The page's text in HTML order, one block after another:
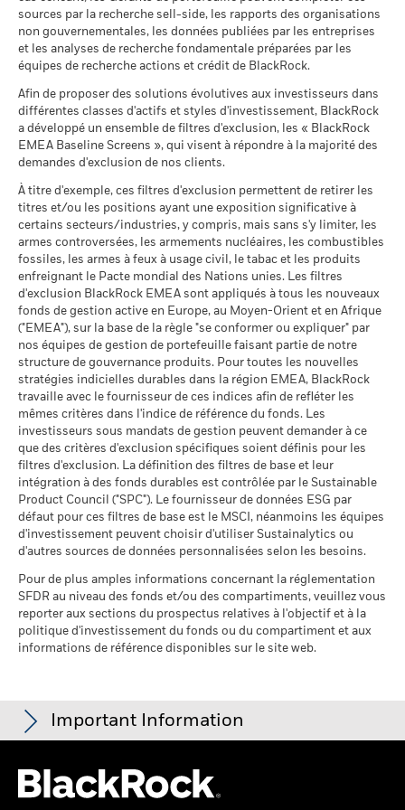
comparateur 1
La performance indiquée est calculée après déduction des
dans le calcul.
Les chiffres indiqués se rapportent aux performances
passées.Les performances passées ne sont pas un indicateur
fiable des performances futures. Les marchés pourraient
évoluer très différemment. Ceci peut vous aider à évaluer la
façon dont le fonds a été géré dans le passé
La performance est indiquée sur la base de la Valeur nette
d’inventaire (VNI), avec le revenu brut réinvesti le cas échéant.
Le rendement de votre investissement peut augmenter ou
diminuer en raison des fluctuations des devises si votre
investissement est effectué dans une devise autre que celle
utilisée dans le calcul des performances passées. Source :
Blackrock
BVBMZF1
Rendement annuel moyen
Défavorable
Ce que vous pourriez obtenir après
Rendement annuel moyen
Intermédiaire
Ce que vous pourriez obtenir après
Rendement annuel moyen
Favorable
Ce que vous pourriez obtenir après
Rendement annuel moyen
Le scénario de tension montre ce que vous pourriez obtenir
dans des situations de marché extrêmes.
MSCI - Armes à feu civiles
au 30/juin/2026
0,00%
MSCI - Tabac
au 30/juin/2026
MSCI - Contrevenants au
Pacte mondial des Nations
Unies
au 30/juin/2026
0,00%
MSCI - Charbon thermique
au 30/juin/2026
0,00%
MSCI - Sables bitumineux
au 30/juin/2026
0,00%
Données sur la
participation aux secteurs
d'activité
au 30/juin/2026
61,68%
Pourcentage des avoirs du
fonds à l'égard desquels
des données ne sont pas
disponibles
au 30/juin/2026
L'exposition de BlackRock aux secteurs d'activité, telle qu'elle
est indiquée ci-dessus, pour le charbon thermique et les
sables bitumineux, est calculée et déclarée pour les
entreprises qui tirent plus de 5 % de leurs revenus du
charbon thermique ou des sables bitumineux, tel que défini
par MSCI ESG Research. L’exposition aux entreprises qui
génèrent des revenus à partir du charbon thermique ou des
sables bitumineux (à un seuil de revenus de 0 %), telle que
définie par MSCI ESG Research, se répartit comme suit :
Les indicateurs de participation aux secteurs d'activité sont
calculés par BlackRock à l’aide des données de MSCI ESG
société aux différents secteurs d'activité. BlackRock s’appuie
sur ces données pour fournir une vue d’ensemble des avoirs,
BlackRock Strategic Funds - Prospectus
(English)
BlackRock Strategic Funds - Prospectus
(French - Belgium^France)
BlackRock Strategic Funds - Prospectus
(French - France)
Sustainability related disclosure - PDEAR-
AGG (en)
Sustainability related disclosure - PDEAR-
AGG (fr)
Voir tous les documents
sources par la recherche sell-side, les rapports des organisations
non gouvernementales, les données publiées par les entreprises
et les analyses de recherche fondamentale préparées par les
équipes de recherche actions et crédit de BlackRock.
Afin de proposer des solutions évolutives aux investisseurs dans
différentes classes d'actifs et styles d'investissement, BlackRock
a développé un ensemble de filtres d'exclusion, les « BlackRock
EMEA Baseline Screens », qui visent à répondre à la majorité des
demandes d'exclusion de nos clients.
À titre d'exemple, ces filtres d'exclusion permettent de retirer les
titres et/ou les positions ayant une exposition significative à
certains secteurs/industries, y compris, mais sans s'y limiter, les
armes controversées, les armements nucléaires, les combustibles
fossiles, les armes à feux à usage civil, le tabac et les produits
enfreignant le Pacte mondial des Nations unies. Les filtres
d'exclusion BlackRock EMEA sont appliqués à tous les nouveaux
fonds de gestion active en Europe, au Moyen-Orient et en Afrique
("EMEA"), sur la base de la règle "se conformer ou expliquer" par
nos équipes de gestion de portefeuille faisant partie de notre
structure de gouvernance produits. Pour toutes les nouvelles
stratégies indicielles durables dans la région EMEA, BlackRock
travaille avec le fournisseur de ces indices afin de refléter les
mêmes critères dans l'indice de référence du fonds. Les
investisseurs sous mandats de gestion peuvent demander à ce
que des critères d'exclusion spécifiques soient définis pour les
filtres d'exclusion. La définition des filtres de base et leur
intégration à des fonds durables est contrôlée par le Sustainable
Product Council ("SPC"). Le fournisseur de données ESG par
défaut pour ces filtres de base est le MSCI, néanmoins les équipes
d'investissement peuvent choisir d'utiliser Sustainalytics ou
d'autres sources de données personnalisées selon les besoins.
Pour de plus amples informations concernant la réglementation
SFDR au niveau des fonds et/ou des compartiments, veuillez vous
reporter aux sections du prospectus relatives à l'objectif et à la
politique d'investissement du fonds ou du compartiment et aux
informations de référence disponibles sur le site web.
Important Information
Pour les fonds dont l'objectif de placement comprend des critères
ESG, certaines mesures commerciales ou autres situations